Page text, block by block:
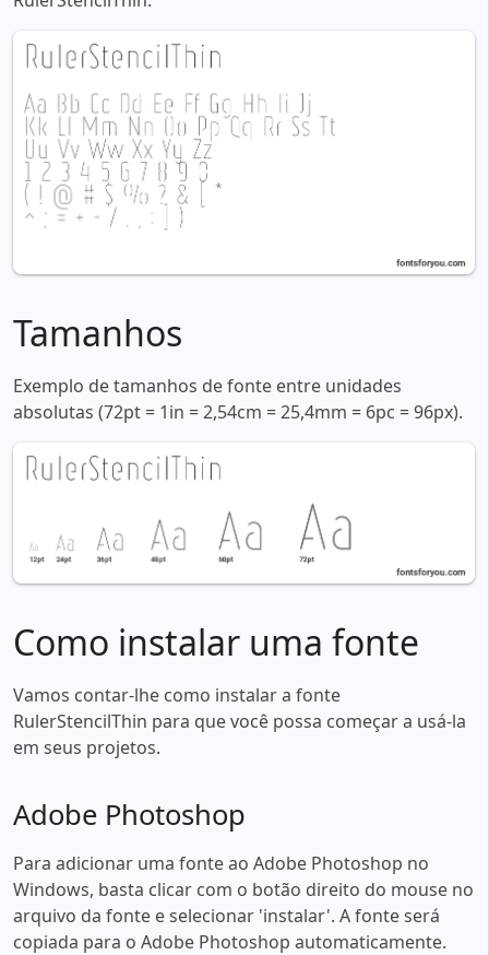
Tamanhos
Exemplo de tamanhos de fonte entre unidades
absolutas (72pt = 1in = 2,54cm = 25,4mm = 6pc = 96px).
Como instalar uma fonte
Vamos contar-lhe como instalar a fonte
RulerStencilThin para que você possa começar a usá-la
em seus projetos.
Adobe Photoshop
Para adicionar uma fonte ao Adobe Photoshop no
Windows, basta clicar com o botão direito do mouse no
arquivo da fonte e selecionar 'instalar'. A fonte será
copiada para o Adobe Photoshop automaticamente.